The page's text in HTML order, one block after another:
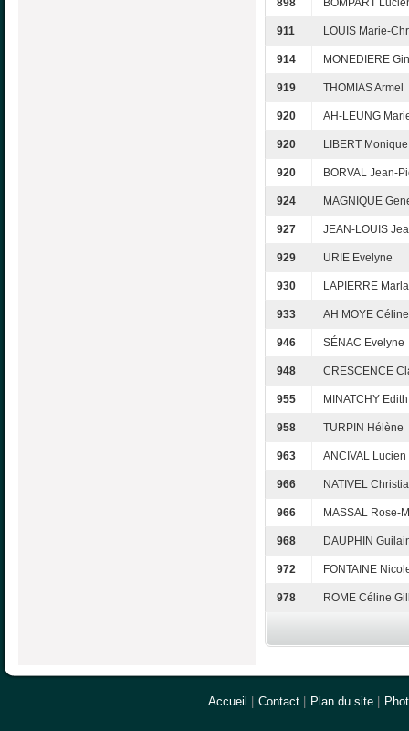
898 BOMPART
911 LOUIS Marie-
914 MONEDIERE
919 THOMIAS Armel
920 AH-LEUNG
920 LIBERT Monique
920 BORVAL Jean-
924 MAGNIQUE
927 JEAN-LOUIS
929 URIE Evelyne
930 LAPIERRE
933 AH MOYE Céline
946 SÉNAC Evelyne
948 CRESCENCE
955 MINATCHY Edith
958 TURPIN Hélène
963 ANCIVAL Lucien
966 NATIVEL
966 MASSAL Rose-
968 DAUPHIN
972 FONTAINE
978 ROME Céline
Accueil Contact Plan du site